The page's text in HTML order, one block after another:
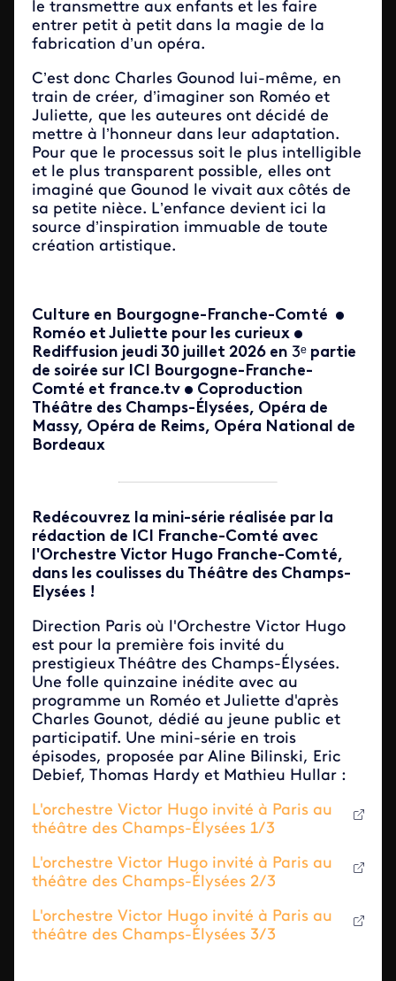
le transmettre aux enfants et les faire
entrer petit à petit dans la magie de la
fabrication d’un opéra.
C’est donc Charles Gounod lui-même, en
train de créer, d’imaginer son Roméo et
Juliette, que les auteures ont décidé de
mettre à l’honneur dans leur adaptation.
Pour que le processus soit le plus intelligible
et le plus transparent possible, elles ont
imaginé que Gounod le vivait aux côtés de
sa petite nièce. L’enfance devient ici la
source d’inspiration immuable de toute
création artistique.
Culture en Bourgogne-Franche-Comté •
Roméo et Juliette pour les curieux •
Rediffusion jeudi 30 juillet 2026 en 3ᵉ partie
de soirée sur ICI Bourgogne-Franche-
Comté et france.tv • Coproduction
Théâtre des Champs-Élysées, Opéra de
Massy, Opéra de Reims, Opéra National de
Bordeaux
Redécouvrez la mini-série réalisée par la
rédaction de ICI Franche-Comté avec
l'Orchestre Victor Hugo Franche-Comté,
dans les coulisses du Théâtre des Champs-
Elysées !
Direction Paris où l'Orchestre Victor Hugo
est pour la première fois invité du
prestigieux Théâtre des Champs-Élysées.
Une folle quinzaine inédite avec au
programme un Roméo et Juliette d'après
Charles Gounot, dédié au jeune public et
participatif. Une mini-série en trois
épisodes, proposée par Aline Bilinski, Eric
Debief, Thomas Hardy et Mathieu Hullar :
L'orchestre Victor Hugo invité à Paris au
théâtre des Champs-Élysées 1/3
L'orchestre Victor Hugo invité à Paris au
théâtre des Champs-Élysées 2/3
L'orchestre Victor Hugo invité à Paris au
théâtre des Champs-Élysées 3/3